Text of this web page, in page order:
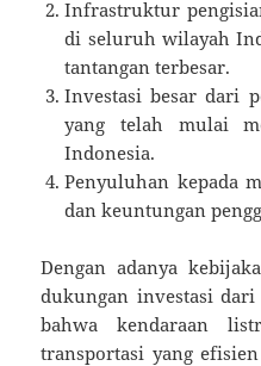
Infrastruktur
di seluruh wilayah
tantangan terbesar.
Investasi besar dari
yang telah mulai
Indonesia.
Penyuluhan kepada
dan keuntungan
Dengan adanya
dukungan investasi dari
bahwa kendaraan
transportasi yang